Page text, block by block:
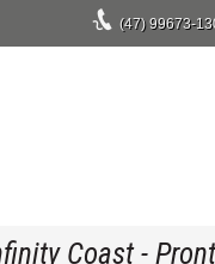
(47) 99673-
Coast-